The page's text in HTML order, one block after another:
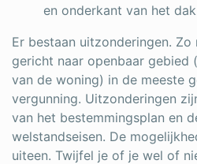
en onderkant van het
Er bestaan uitzonderingen. Zo
gericht naar openbaar gebied
van de woning) in de meeste
vergunning. Uitzonderingen
van het bestemmingsplan en
welstandseisen. De
uiteen. Twijfel je of je wel of